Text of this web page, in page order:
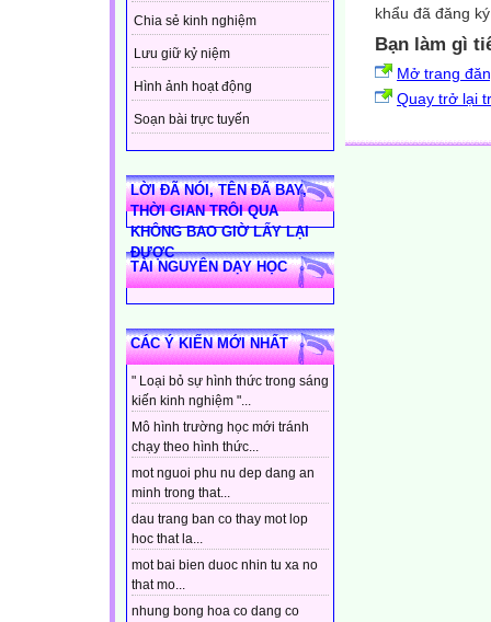
Chia sẻ kinh nghiệm
Lưu giữ kỷ niệm
Hình ảnh hoạt động
Soạn bài trực tuyến
LỜI ĐÃ NÓI, TÊN ĐÃ BAY,
THỜI GIAN TRÔI QUA
KHÔNG BAO GIỜ LẤY LẠI
ĐƯỢC
TÀI NGUYÊN DẠY HỌC
CÁC Ý KIẾN MỚI NHẤT
" Loại bỏ sự hình thức trong sáng
kiến kinh nghiệm "...
Mô hình trường học mới tránh
chạy theo hình thức...
mot nguoi phu nu dep dang an
minh trong that...
dau trang ban co thay mot lop
hoc that la...
mot bai bien duoc nhin tu xa no
that mo...
nhung bong hoa co dang co
khẩu đã đăng
Bạn làm gì
Mở trang
Quay trở lại